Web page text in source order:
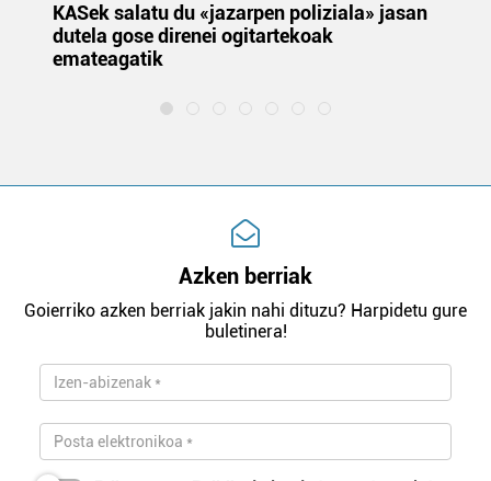
KASek salatu du «jazarpen poliziala» jasan
dutela gose direnei ogitartekoak
emateagatik
Azken berriak
Goierriko azken berriak jakin nahi dituzu? Harpidetu gure
buletinera!